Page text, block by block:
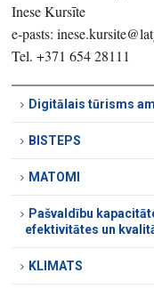
Inese Kursīte
e-pasts:
Tel. +371 654 28111
Digitālais tūrisms
BISTEPS
MATOMI
Pašvaldību
efektivitātes un
KLIMATS